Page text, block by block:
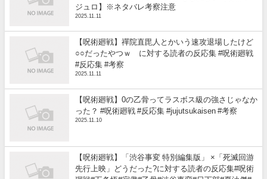
ジュロ】※ネタバレ考察注意
2025.11.11
【呪術廻戦】禪院直毘人とかいう速攻退場したけど
○○だったやつｗ に対する読者の反応集 #呪術廻戦
#反応集 #考察
2025.11.11
【呪術廻戦】0の乙骨ってラスボス級の強さじゃなか
った？ #呪術廻戦 #反応集 #jujutsukaisen #考察
2025.11.10
【呪術廻戦】「渋谷事変 特別編集版」 ×「死滅回游
先行上映」どうだった?に対する読者の反応集#呪術